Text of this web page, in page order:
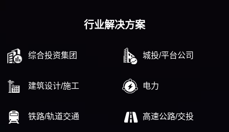
行业解决方案
综合投资集团 城投/平台公司
建筑设计/施工 电力
铁路/轨道交通 高速公路/交投